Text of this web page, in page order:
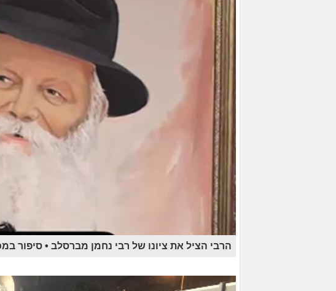
הרבי הציל את ציונו של רבי נחמן מברסלב • סיפור